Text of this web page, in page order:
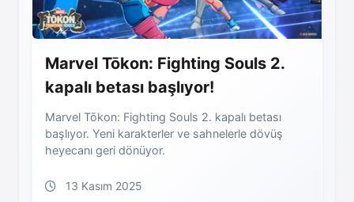
Marvel Tōkon: Fighting Souls 2.
kapalı betası başlıyor!
Marvel Tōkon: Fighting Souls 2. kapalı betası
başlıyor. Yeni karakterler ve sahnelerle dövüş
heyecanı geri dönüyor.
13 Kasım 2025